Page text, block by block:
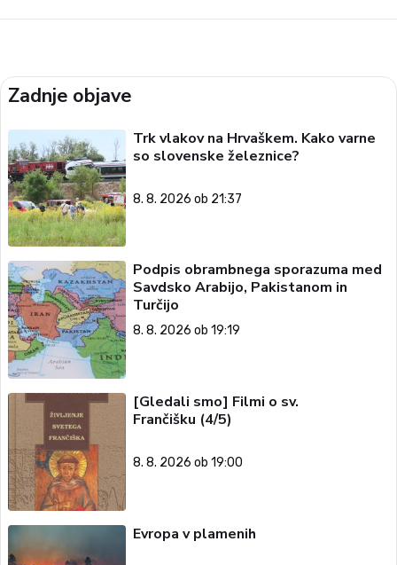
Zadnje objave
Trk vlakov na Hrvaškem. Kako varne
so slovenske železnice?
8. 8. 2026 ob 21:37
Podpis obrambnega sporazuma med
Savdsko Arabijo, Pakistanom in
Turčijo
8. 8. 2026 ob 19:19
[Gledali smo] Filmi o sv.
Frančišku (4/5)
8. 8. 2026 ob 19:00
Evropa v plamenih